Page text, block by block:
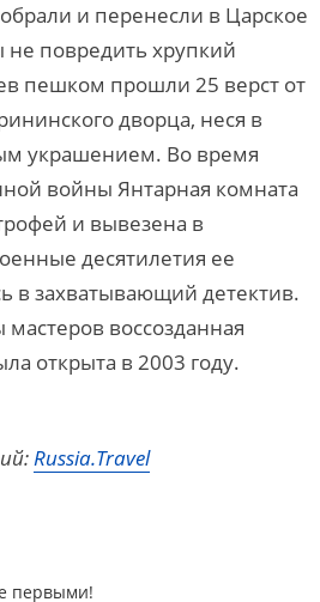
и перенесли в Царское
не повредить хрупкий
пешком прошли 25 верст от
дворца, неся в
украшением. Во время
войны Янтарная комната
и вывезена в
десятилетия ее
в захватывающий детектив.
воссозданная
открыта в 2003 году.
Russia.Travel
первыми!